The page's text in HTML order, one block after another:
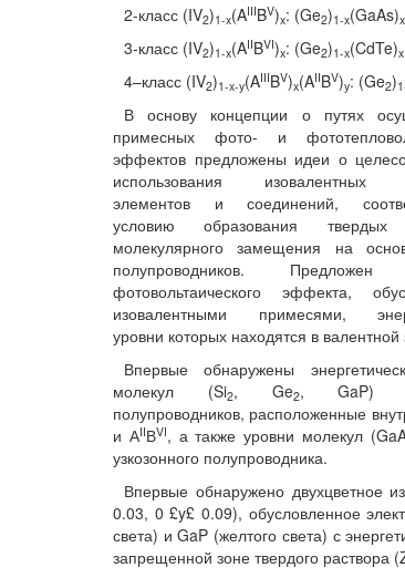
2-класс (IV2)1-x(AIIIBV)x: (Ge2)1-x(GaAs)x
3-класс (IV2)1-x(AIIBVI)x: (Ge2)1-x(CdTe)x
4–класс (IV2)1-x-y(AIIIBV)x(AIIBV)y: (Ge2)
В основу концепции о путях
примесных фото- и
эффектов предложены идеи о
использования изовалентных
элементов и соединений,
условию образования твердых
молекулярного замещения на
полупроводников. Предложен
фотовольтаического эффекта,
изовалентными примесями,
уровни которых находятся в валентной
Впервые обнаружены
молекул (Si2, Ge2, GaP)
полупроводников, расположенные
и АIIВVI, а также уровни молекул
узкозонного полупроводника.
Впервые обнаружено двухцветное
0.03, 0 £y£ 0.09), обусловленное
света) и GaP (желтого света) с
запрещенной зоне твердого раствора